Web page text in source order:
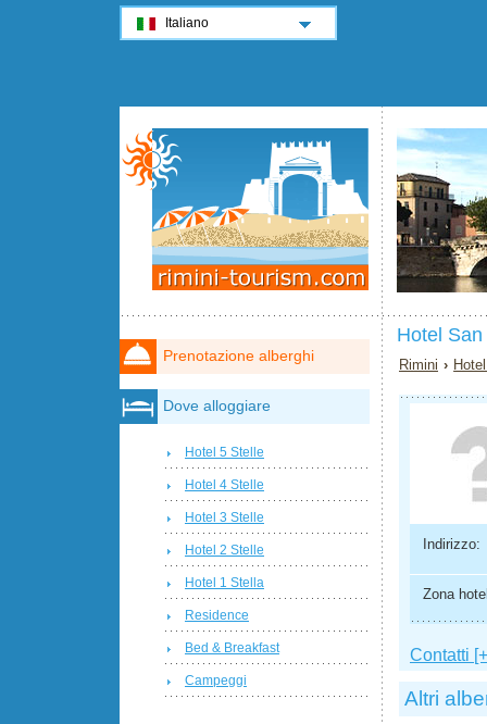
Hotel
Rimini ›
Indirizzo:
Zona
Contatti
Altri
Prenotazione alberghi
Dove alloggiare
Hotel 5 Stelle
Hotel 4 Stelle
Hotel 3 Stelle
Hotel 2 Stelle
Hotel 1 Stella
Residence
Bed & Breakfast
Campeggi
Italiano